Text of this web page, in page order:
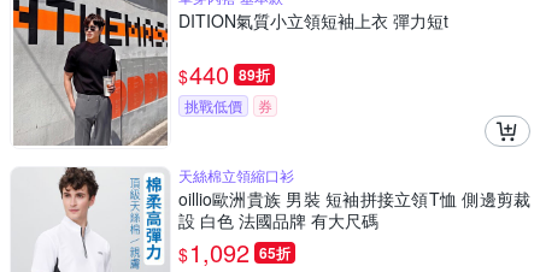
DITION氣質小立領短袖上衣 彈力短t
$440 89折
挑戰低價 券
天絲棉立領縮口衫
oillio歐洲貴族 男裝 短袖拼接立領T恤 側邊剪裁
設 白色 法國品牌 有大尺碼
$1,092 65折